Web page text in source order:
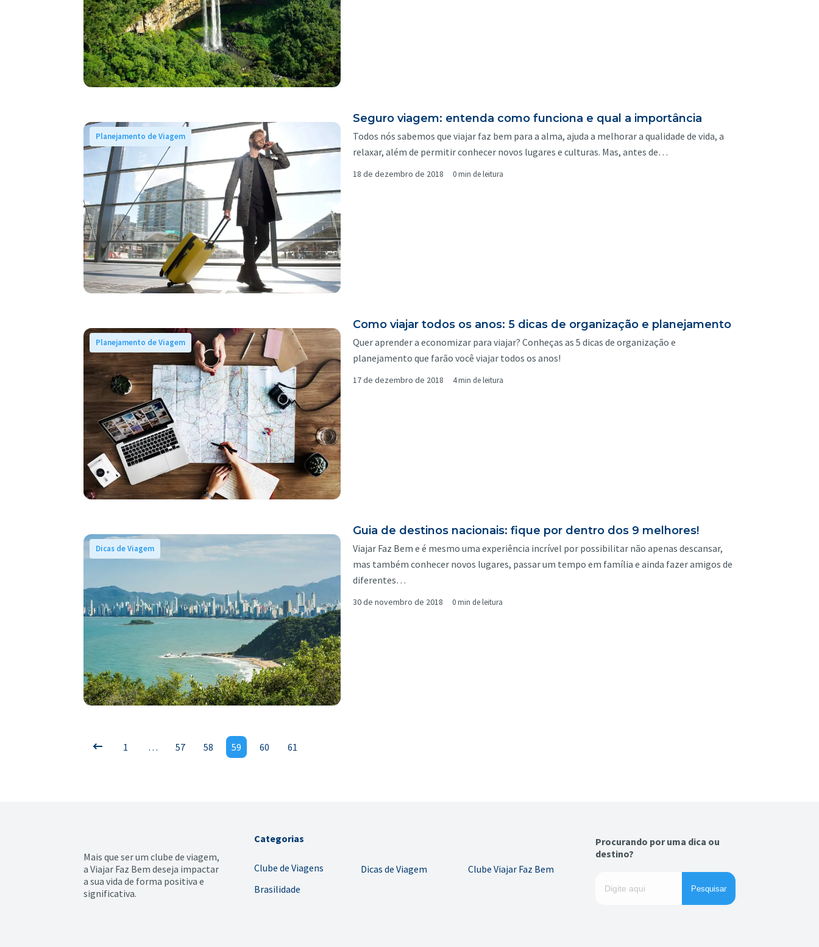
Planejamento de Viagem
Seguro viagem: entenda como funciona e qual a importância
18 de dezembro de 2018 0 min de leitura
Todos nós sabemos que viajar faz bem para a alma, ajuda a melhorar a qualidade de vida, a
relaxar, além de permitir conhecer novos lugares e culturas. Mas, antes de…
Planejamento de Viagem
Como viajar todos os anos: 5 dicas de organização e planejamento
17 de dezembro de 2018 4 min de leitura
Quer aprender a economizar para viajar? Conheças as 5 dicas de organização e
planejamento que farão você viajar todos os anos!
Dicas de Viagem
Guia de destinos nacionais: fique por dentro dos 9 melhores!
30 de novembro de 2018 0 min de leitura
Viajar Faz Bem e é mesmo uma experiência incrível por possibilitar não apenas descansar,
mas também conhecer novos lugares, passar um tempo em família e ainda fazer amigos de
diferentes…
1 … 57 58 59 60 61
Mais que ser um clube de viagem,
a Viajar Faz Bem deseja impactar
a sua vida de forma positiva e
significativa.
Categorias
Clube de Viagens
Brasilidade
Dicas de Viagem Clube Viajar Faz Bem
Procurando por uma dica ou
destino?
Pesquisar